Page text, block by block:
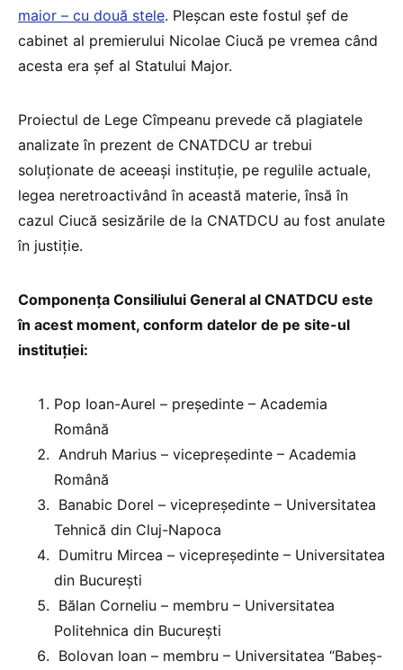
maior – cu două stele. Pleșcan este fostul șef de
cabinet al premierului Nicolae Ciucă pe vremea când
acesta era șef al Statului Major.
Proiectul de Lege Cîmpeanu prevede că plagiatele
analizate în prezent de CNATDCU ar trebui
soluționate de aceeași instituție, pe regulile actuale,
legea neretroactivând în această materie, însă în
cazul Ciucă sesizările de la CNATDCU au fost anulate
în justiție.
Componența Consiliului General al CNATDCU este
în acest moment, conform datelor de pe site-ul
instituției:
Pop Ioan-Aurel – președinte – Academia
Română
Andruh Marius – vicepreședinte – Academia
Română
Banabic Dorel – vicepreședinte – Universitatea
Tehnică din Cluj-Napoca
Dumitru Mircea – vicepreședinte – Universitatea
din Bucureşti
Bălan Corneliu – membru – Universitatea
Politehnica din Bucureşti
Bolovan Ioan – membru – Universitatea “Babeş-